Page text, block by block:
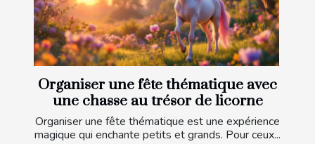
Organiser une fête thématique avec
une chasse au trésor de licorne
Organiser une fête thématique est une expérience
magique qui enchante petits et grands. Pour ceux...